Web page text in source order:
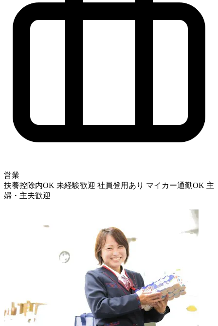
営業
扶養控除内OK 未経験歓迎 社員登用あり マイカー通勤OK 主
婦・主夫歓迎